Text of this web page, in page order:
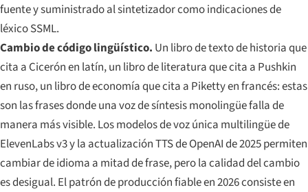
fuente y suministrado al sintetizador como indicaciones de
léxico SSML.
Cambio de código lingüístico. Un libro de texto de historia que
cita a Cicerón en latín, un libro de literatura que cita a Pushkin
en ruso, un libro de economía que cita a Piketty en francés: estas
son las frases donde una voz de síntesis monolingüe falla de
manera más visible. Los modelos de voz única multilingüe de
ElevenLabs v3 y la actualización TTS de OpenAI de 2025 permiten
cambiar de idioma a mitad de frase, pero la calidad del cambio
es desigual. El patrón de producción fiable en 2026 consiste en